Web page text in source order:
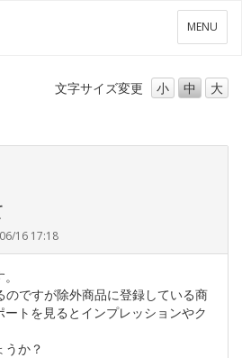
メ
ニ
ー
MENU
文字サイズ変更 小 中 大
16 17:18
のですが除外商品に登録している商
トを見るとインプレッションやク
うか？